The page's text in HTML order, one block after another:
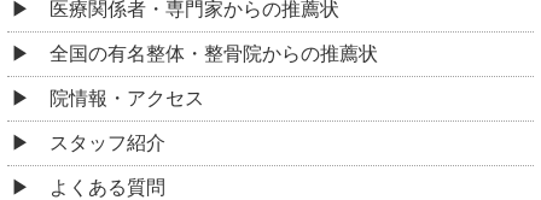
医療関係者・専門家からの推薦状
全国の有名整体・整骨院からの推薦状
院情報・アクセス
スタッフ紹介
よくある質問